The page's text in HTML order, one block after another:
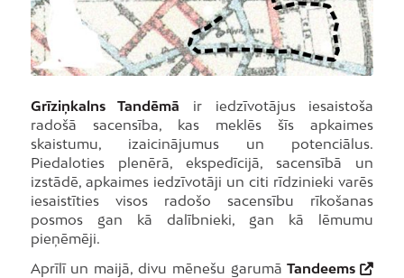
Grīziņkalns Tandēmā ir iedzīvotājus iesaistoša
radošā sacensība, kas meklēs šīs apkaimes
skaistumu, izaicinājumus un potenciālus.
Piedaloties plenērā, ekspedīcijā, sacensībā un
izstādē, apkaimes iedzīvotāji un citi rīdzinieki varēs
iesaistīties visos radošo sacensību rīkošanas
posmos gan kā dalībnieki, gan kā lēmumu
pieņēmēji.
Aprīlī un maijā, divu mēnešu garumāTandeems